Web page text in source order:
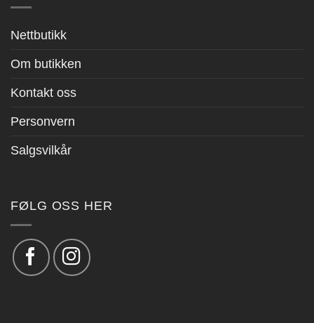
Nettbutikk
Om butikken
Kontakt oss
Personvern
Salgsvilkår
FØLG OSS HER